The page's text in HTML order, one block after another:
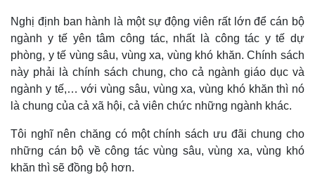
Nghị định ban hành là một sự động viên rất lớn để cán bộ
ngành y tế yên tâm công tác, nhất là công tác y tế dự
phòng, y tế vùng sâu, vùng xa, vùng khó khăn. Chính sách
này phải là chính sách chung, cho cả ngành giáo dục và
ngành y tế,… với vùng sâu, vùng xa, vùng khó khăn thì nó
là chung của cả xã hội, cả viên chức những ngành khác.
Tôi nghĩ nên chăng có một chính sách ưu đãi chung cho
những cán bộ về công tác vùng sâu, vùng xa, vùng khó
khăn thì sẽ đồng bộ hơn.